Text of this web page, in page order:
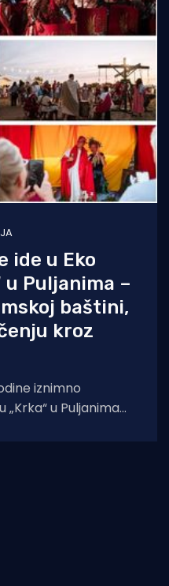
ide u Eko
u Puljanima –
baštini,
kroz
iznimno
„Krka“ u Puljanima